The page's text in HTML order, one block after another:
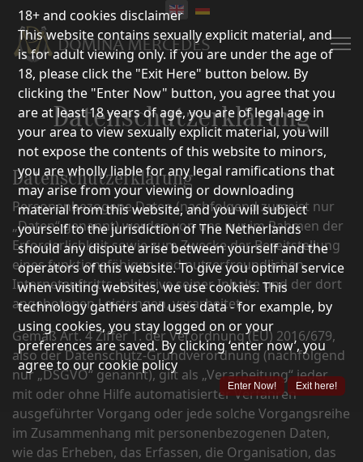
Datenschutzerklärung
Datenschutzerklärung
Personenbezogene Daten (nachfolgend zumeist nur
„Daten“ genannt) werden von uns nur im Rahmen der
Erforderlichkeit sowie zum Zwecke der Bereitstellung
eines funktionsfähigen und nutzerfreundlichen
Internetauftritts, inklusive seiner Inhalte und der dort
angebotenen Leistungen, verarbeitet.
Gemäß Art. 4 Ziffer 1. der Verordnung (EU) 2016/679,
also der Datenschutz-Grundverordnung (nachfolgend
nur „DSGVO“ genannt), gilt als „Verarbeitung“ jeder
mit oder ohne Hilfe automatisierter Verfahren
ausgeführter Vorgang oder jede solche Vorgangsreihe
im Zusammenhang mit personenbezogenen Daten,
wie das Erheben, das Erfassen, die Organisation, das
18+ and cookies disclaimer
This website contains sexually explicit material, and
is for adult viewing only. if you are under the age of
18, please click the "Exit Here" button below. By
clicking the "Enter Now" button, you agree that you
are at least 18 years of age, you are of legal age in
your area to view sexually explicit material, you will
not expose the contents of this website to minors,
you are wholly liable for any legal ramifications that
may arise from your viewing or downloading
material from this website, and you will subject
yourself to the jurisdiction of The Netherlands
should any dispute arise between yourself and the
operators of this website. To give you optimal service
when visiting websites, we use cookies. This
technology gathers and uses data - for example, by
using cookies, you stay logged on or your
preferences are saved. By clicking ‘enter now’, you
agree to our cookie policy
Enter Now! Exit here!